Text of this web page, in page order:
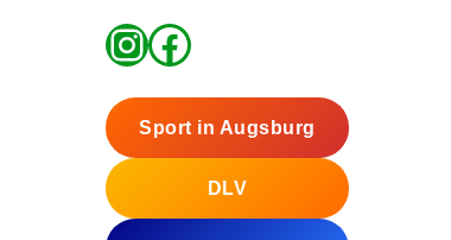
Sport in Augsburg
DLV